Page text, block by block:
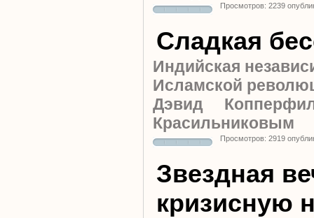
Просмотров: 2239
Сладкая
Индийская
Исламской
Дэвид
Красильниковым
Просмотров: 2919
Звездная
кризисную